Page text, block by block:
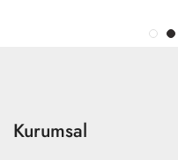
Kurumsal